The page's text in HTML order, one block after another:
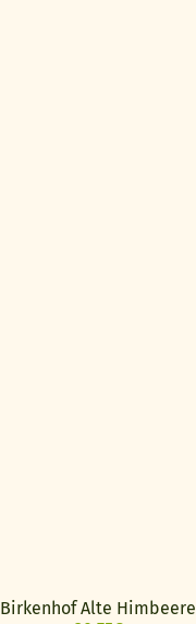
Birkenhof Alte Himbeere